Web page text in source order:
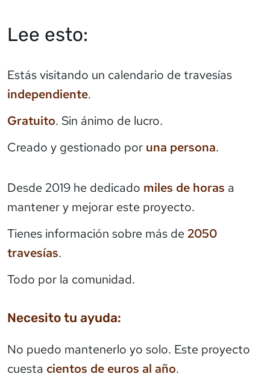
Lee esto:
Estás visitando un calendario de travesías
independiente.
Gratuito. Sin ánimo de lucro.
Creado y gestionado por una persona.
Desde 2019 he dedicado miles de horas a
mantener y mejorar este proyecto.
Tienes información sobre más de 2050
travesías.
Todo por la comunidad.
Necesito tu ayuda:
No puedo mantenerlo yo solo. Este proyecto
cuesta cientos de euros al año.